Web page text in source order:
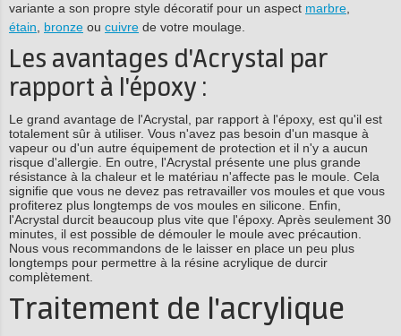
variante a son propre style décoratif pour un aspect marbre
étain
bronze ou cuivre de votre moulage.
Les avantages d'Acrystal par
rapport à l'époxy :
Le grand avantage de l'Acrystal, par rapport à l'époxy, est qu'il est
totalement sûr à utiliser. Vous n'avez pas besoin d'un masque à
vapeur ou d'un autre équipement de protection et il n'y a aucun
risque d'allergie. En outre, l'Acrystal présente une plus grande
résistance à la chaleur et le matériau n'affecte pas le moule. Cela
signifie que vous ne devez pas retravailler vos moules et que vous
profiterez plus longtemps de vos moules en silicone. Enfin,
l'Acrystal durcit beaucoup plus vite que l'époxy. Après seulement 30
minutes, il est possible de démouler le moule avec précaution.
Nous vous recommandons de le laisser en place un peu plus
longtemps pour permettre à la résine acrylique de durcir
complètement.
Traitement de l'acrylique